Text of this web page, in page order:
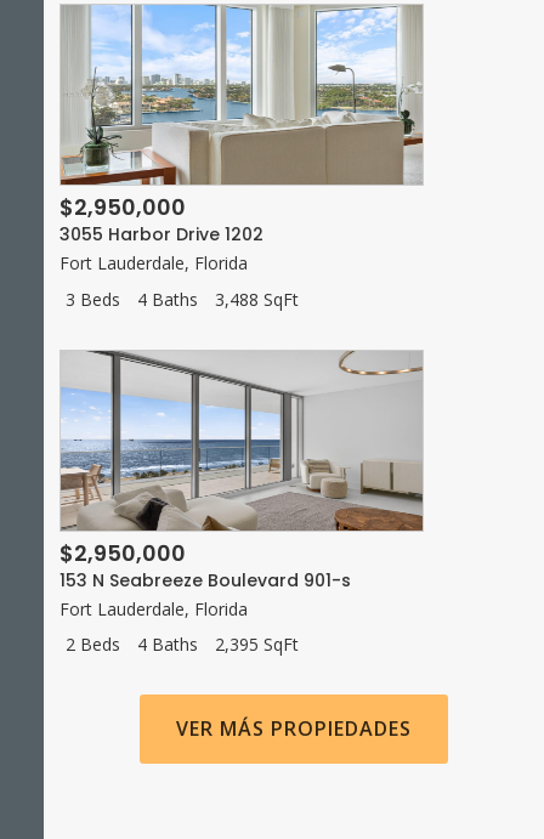
$2,950,000
3055 Harbor Drive 1202
Fort Lauderdale, Florida
3 Beds
4 Baths 3,488 SqFt
$2,950,000
153 N Seabreeze Boulevard 901-s
Fort Lauderdale, Florida
2 Beds
4 Baths 2,395 SqFt
VER MÁS PROPIEDADES